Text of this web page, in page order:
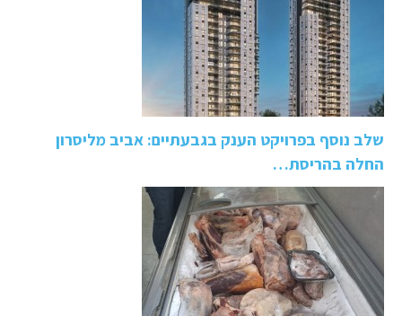
שלב נוסף בפרויקט הענק בגבעתיים: אביב מליסרון
החלה בהריסת…